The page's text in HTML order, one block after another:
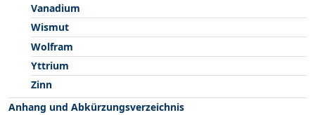
Vanadium
Wismut
Wolfram
Yttrium
Zinn
Anhang und Abkürzungsverzeichnis